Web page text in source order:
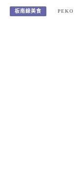
板南線美食 PEKO